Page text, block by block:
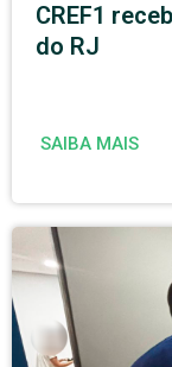
CREF1
do RJ
SAIBA MAIS